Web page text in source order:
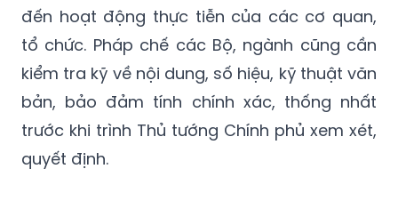
đến hoạt động thực tiễn của các cơ quan,
tổ chức. Pháp chế các Bộ, ngành cũng cần
kiểm tra kỹ về nội dung, số hiệu, kỹ thuật văn
bản, bảo đảm tính chính xác, thống nhất
trước khi trình Thủ tướng Chính phủ xem xét,
quyết định.